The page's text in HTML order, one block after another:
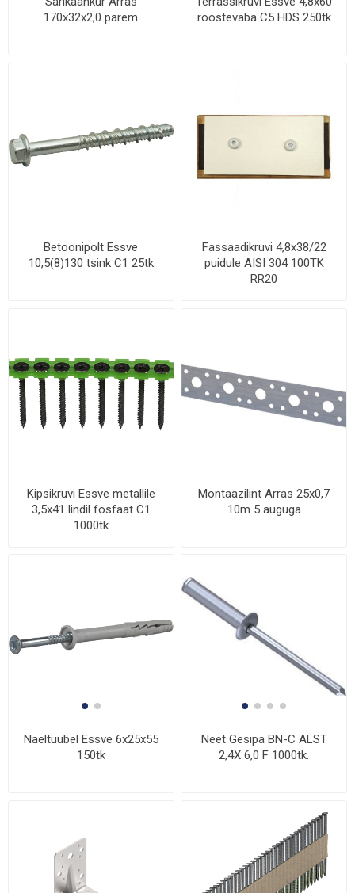
170x32x2,0 parem
roostevaba C5 HDS 250tk
Betoonipolt Essve
10,5(8)130 tsink C1 25tk
Fassaadikruvi 4,8x38/22
puidule AISI 304 100TK
RR20
Kipsikruvi Essve metallile
3,5x41 lindil fosfaat C1
1000tk
Montaazilint Arras 25x0,7
10m 5 auguga
Naeltüübel Essve 6x25x55
150tk
Neet Gesipa BN-C ALST
2,4X 6,0 F 1000tk.